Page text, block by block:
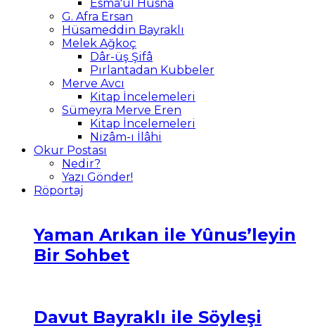
Esma'ül Hüsnâ
G. Afra Ersan
Hüsameddin Bayraklı
Melek Ağkoç
Dâr-üş Şifâ
Pırlantadan Kubbeler
Merve Avcı
Kitap İncelemeleri
Sümeyra Merve Eren
Kitap İncelemeleri
Nizâm-ı İlâhi
Okur Postası
Nedir?
Yazı Gönder!
Röportaj
Yaman Arıkan ile Yûnus’leyin
Bir Sohbet
Davut Bayraklı ile Söyleşi